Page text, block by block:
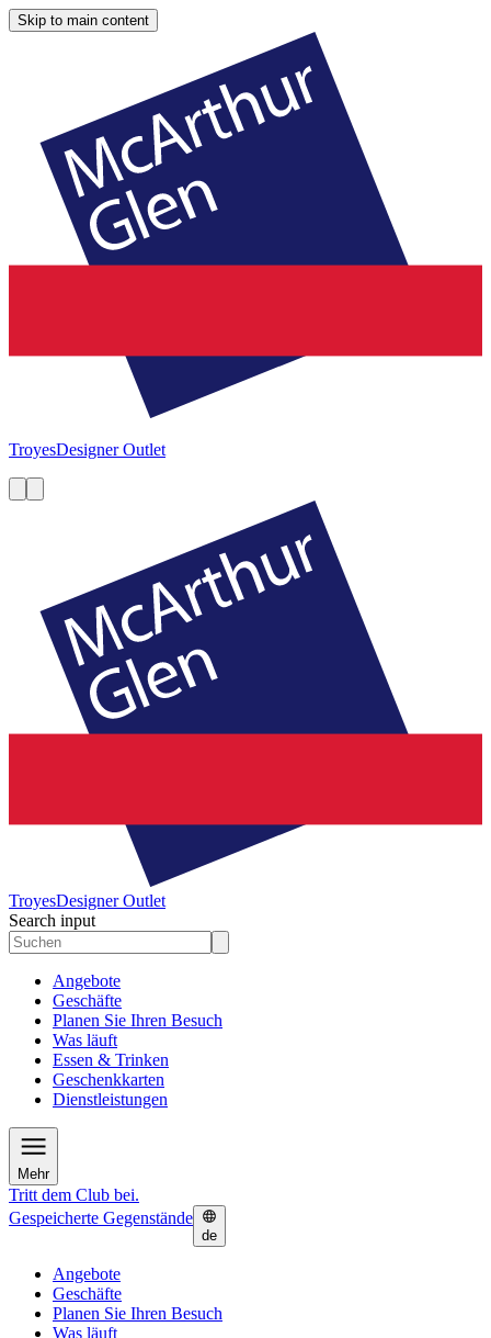
Skip to main content
TroyesDesigner Outlet
TroyesDesigner Outlet
Search input
Angebote
Geschäfte
Planen Sie Ihren Besuch
Was läuft
Essen & Trinken
Geschenkkarten
Dienstleistungen
Mehr
Tritt dem Club bei.
Gespeicherte Gegenstände
de
Angebote
Geschäfte
Planen Sie Ihren Besuch
Was läuft